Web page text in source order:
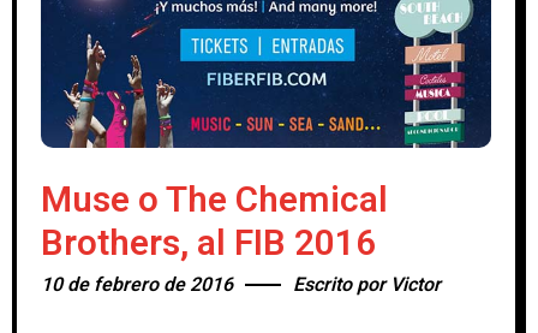
Muse o The Chemical
Brothers, al FIB 2016
10 de febrero de 2016 Escrito por Victor